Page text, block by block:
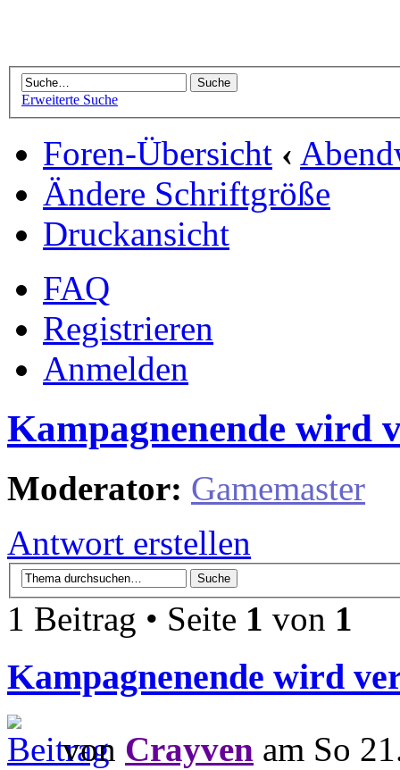
Erweiterte Suche
Foren-Übersicht ‹
Ändere Schriftgröße
Druckansicht
FAQ
Registrieren
Anmelden
Kampagnenende wird
Moderator: Gamemaster
Antwort erstellen
1 Beitrag • Seite 1 von 1
Kampagnenende wird
von Crayven am So